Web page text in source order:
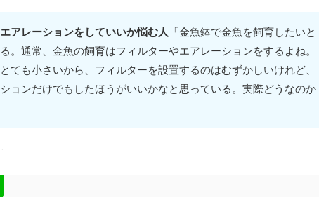
アレーションをしていいか悩む人 「金魚鉢で金魚を飼育したいと
。通常、金魚の飼育はフィルターやエアレーションをするよね。
ても小さいから、フィルターを設置するのはむずかしいけれど、
ョンだけでもしたほうがいいかなと思っている。実際どうなのか